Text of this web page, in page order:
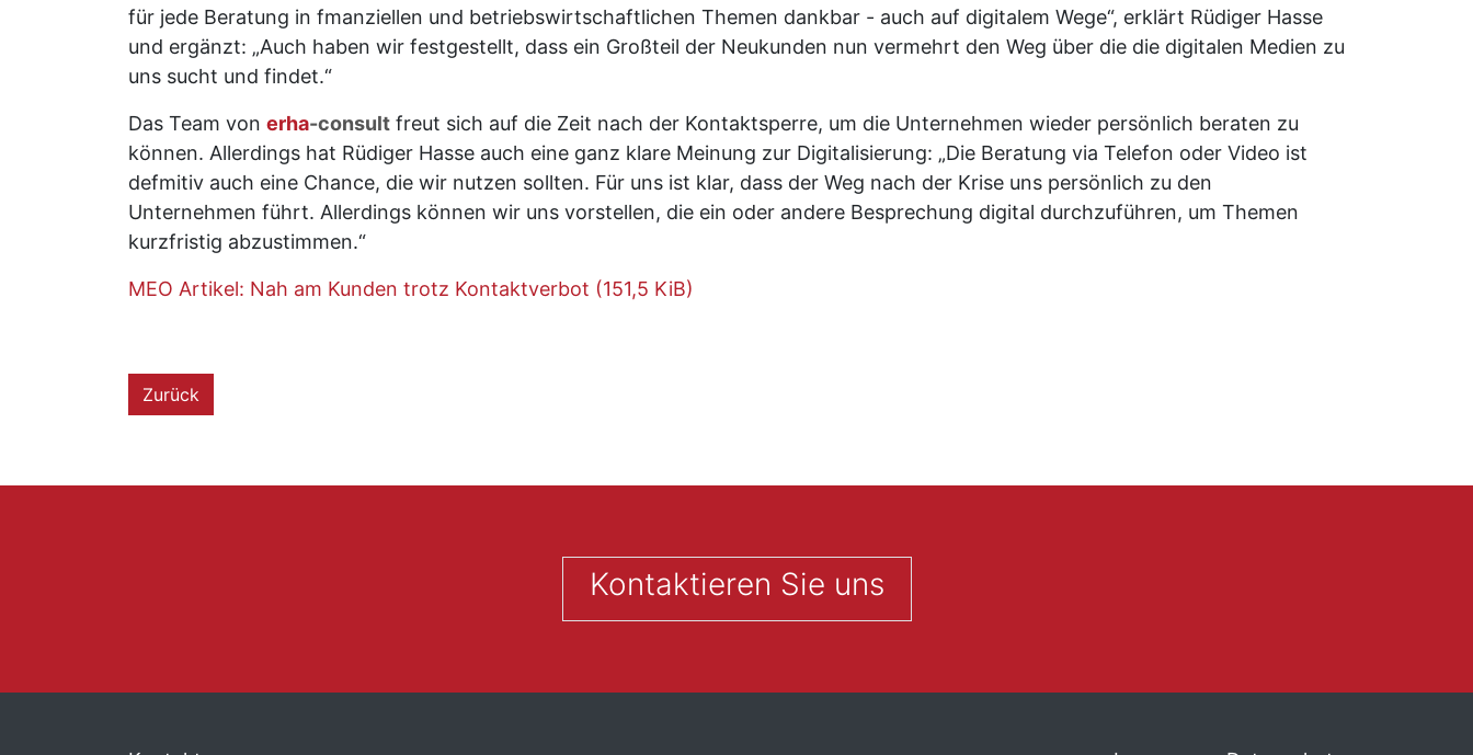
für jede Beratung in fmanziellen und betriebswirtschaftlichen Themen dankbar - auch auf digitalem Wege“, erklärt Rüdiger Hasse
und ergänzt: „Auch haben wir festgestellt, dass ein Großteil der Neukunden nun vermehrt den Weg über die die digitalen Medien zu
uns sucht und findet.“
Das Team von erha-consult freut sich auf die Zeit nach der Kontaktsperre, um die Unternehmen wieder persönlich beraten zu
können. Allerdings hat Rüdiger Hasse auch eine ganz klare Meinung zur Digitalisierung: „Die Beratung via Telefon oder Video ist
defmitiv auch eine Chance, die wir nutzen sollten. Für uns ist klar, dass der Weg nach der Krise uns persönlich zu den
Unternehmen führt. Allerdings können wir uns vorstellen, die ein oder andere Besprechung digital durchzuführen, um Themen
kurzfristig abzustimmen.“
MEO Artikel: Nah am Kunden trotz Kontaktverbot (151,5 KiB)
Zurück
Kontaktieren Sie uns